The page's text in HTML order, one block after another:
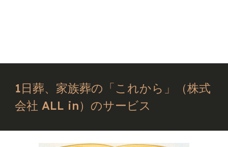
1日葬、家族葬の「これから」（株式
会社 ALL in）のサービス